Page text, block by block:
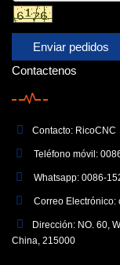
Enviar pedidos
Contactenos
Contacto: RicoCNC
Teléfono móvil:
Whatsapp: 0086-
Correo Electrónico:
Dirección: NO. 60,
China, 215000